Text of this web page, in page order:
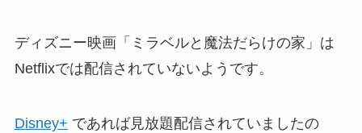
ディズニー映画「ミラベルと魔法だらけの家」は
Netflixでは配信されていないようです。
Disney+ であれば見放題配信されていましたの